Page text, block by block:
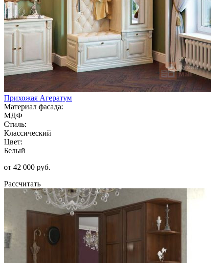
Прихожая Агератум
Материал фасада:
МДФ
Стиль:
Классический
Цвет:
Белый
от 42 000 руб.
Рассчитать